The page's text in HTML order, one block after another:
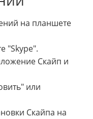
на планшете
"Skype".
Скайп и
или
Скайпа на